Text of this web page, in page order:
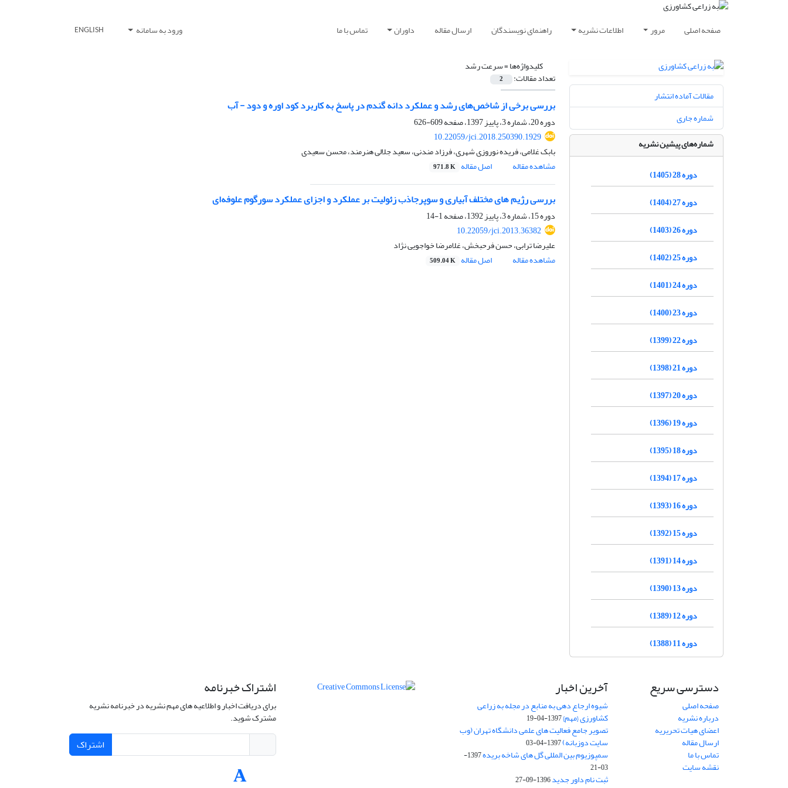
صفحه اصلی مرور اطلاعات نشریه راهنمای نویسندگان ارسال مقاله داوران تماس با ما ورود به سامانه ENGLISH
کلیدواژه‌ها =سرعت رشد
تعداد مقالات: 2
بررسی برخی از شاخص‌های رشد و عملکرد دانه گندم در پاسخ به کاربرد کود اوره و دود - آب
دوره 20، شماره 3، پاییز 1397، صفحه
609-626
10.22059/jci.2018.250390.1929
بابک غلامی، فریده نوروزی شهری، فرزاد مندنی، سعید جلالی هنرمند، محسن سعیدی
مشاهده مقاله
اصل مقاله 971.8 K
بررسی رژیم های مختلف آبیاری و سوپرجاذب زئولیت بر عملکرد و اجزای عملکرد سورگوم علوفه‌ای
دوره 15، شماره 3، پاییز 1392، صفحه
1-14
10.22059/jci.2013.36382
علیرضا ترابی، حسن فرحبخش، غلامرضا خواجویی نژاد
مشاهده مقاله
اصل مقاله 509.04 K
مقالات آماده انتشار
شماره جاری
شماره‌های پیشین نشریه
دوره 28 (1405)
دوره 27 (1404)
دوره 26 (1403)
دوره 25 (1402)
دوره 24 (1401)
دوره 23 (1400)
دوره 22 (1399)
دوره 21 (1398)
دوره 20 (1397)
دوره 19 (1396)
دوره 18 (1395)
دوره 17 (1394)
دوره 16 (1393)
دوره 15 (1392)
دوره 14 (1391)
دوره 13 (1390)
دوره 12 (1389)
دوره 11 (1388)
دسترسی سریع
صفحه اصلی
درباره نشریه
اعضای هیات تحریریه
ارسال مقاله
تماس با ما
نقشه سایت
آخرین اخبار
شیوه ارجاع دهی به منابع در مجله به زراعی
کشاورزی {مهم}1397-04-19
تصویر جامع فعالیت های علمی دانشگاه تهران (وب
سایت دوزبانه)1397-04-03
سمپوزیوم بین المللی گل های شاخه بریده
1397-
03-21
ثبت نام داور جدید1396-09-27
اشتراک خبرنامه
برای دریافت اخبار و اطلاعیه های مهم نشریه در خبرنامه نشریه
مشترک شوید.
اشتراک